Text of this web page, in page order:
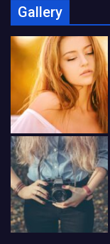
Gallery